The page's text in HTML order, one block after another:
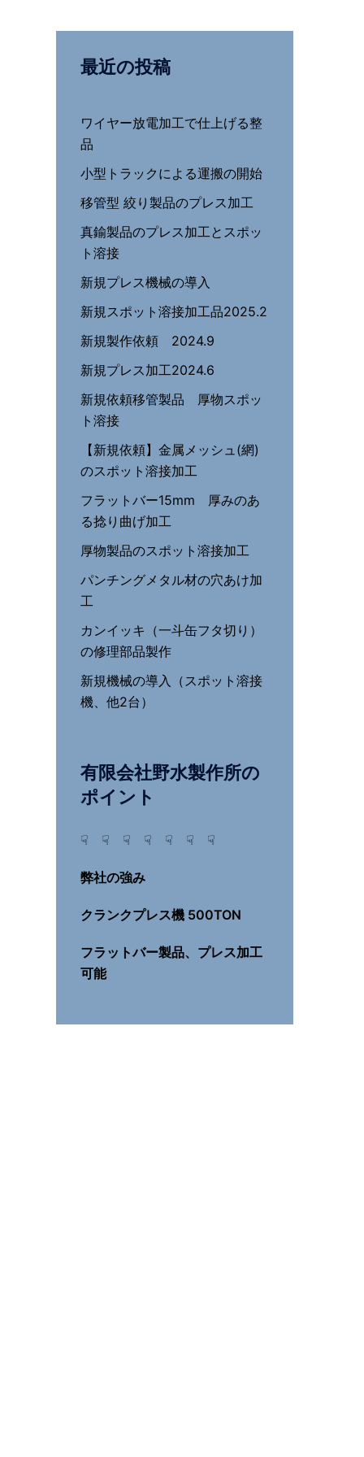
最近の投稿
ワイヤー放電加工で仕上げる整
品
小型トラックによる運搬の開始
移管型 絞り製品のプレス加工
真鍮製品のプレス加工とスポッ
ト溶接
新規プレス機械の導入
新規スポット溶接加工品2025.2
新規製作依頼 2024.9
新規プレス加工2024.6
新規依頼移管製品 厚物スポッ
ト溶接
【新規依頼】金属メッシュ(網)
のスポット溶接加工
フラットバー15mm 厚みのあ
る捻り曲げ加工
厚物製品のスポット溶接加工
パンチングメタル材の穴あけ加
工
カンイッキ（一斗缶フタ切り）
の修理部品製作
新規機械の導入（スポット溶接
機、他2台）
有限会社野水製作所の
ポイント
☟ ☟ ☟ ☟ ☟ ☟ ☟
弊社の強み
クランクプレス機 500TON
フラットバー製品、プレス加工
可能